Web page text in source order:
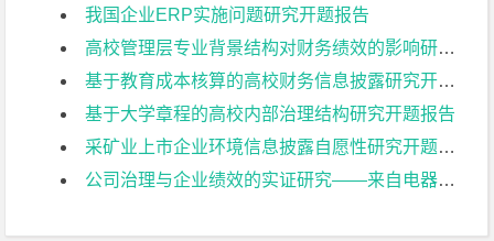
我国企业ERP实施问题研究开题报告
高校管理层专业背景结构对财务绩效的影响研究开题报告
基于教育成本核算的高校财务信息披露研究开题报告
基于大学章程的高校内部治理结构研究开题报告
采矿业上市企业环境信息披露自愿性研究开题报告
公司治理与企业绩效的实证研究——来自电器机械及器材制造业上市公司的经验证据开题报告